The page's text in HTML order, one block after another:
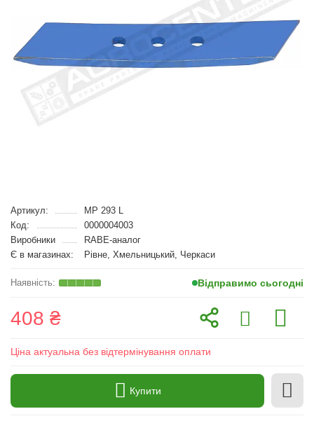
Артикул:
MP 293 L
Код:
0000004003
Виробники
RABE-аналог
Є в магазинах:
Рівне, Хмельницький, Черкаси
Відправимо сьогодні
408 ₴
Ціна актуальна без відтермінування оплати
Купити